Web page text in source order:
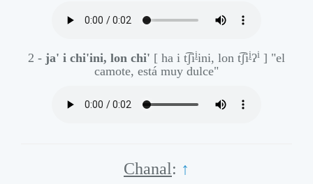
2 - ja' i chi'ini, lon chi' [ ha i t͡ʃiḭini, lon t͡ʃiḭʔi ] "el
camote, está muy dulce"
Chanal: ↑